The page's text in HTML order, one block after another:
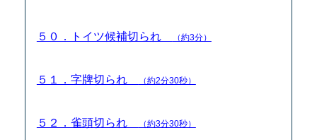
５０．トイツ候補切られ （約3分）
５１．字牌切られ （約2分30秒）
５２．雀頭切られ （約3分30秒）